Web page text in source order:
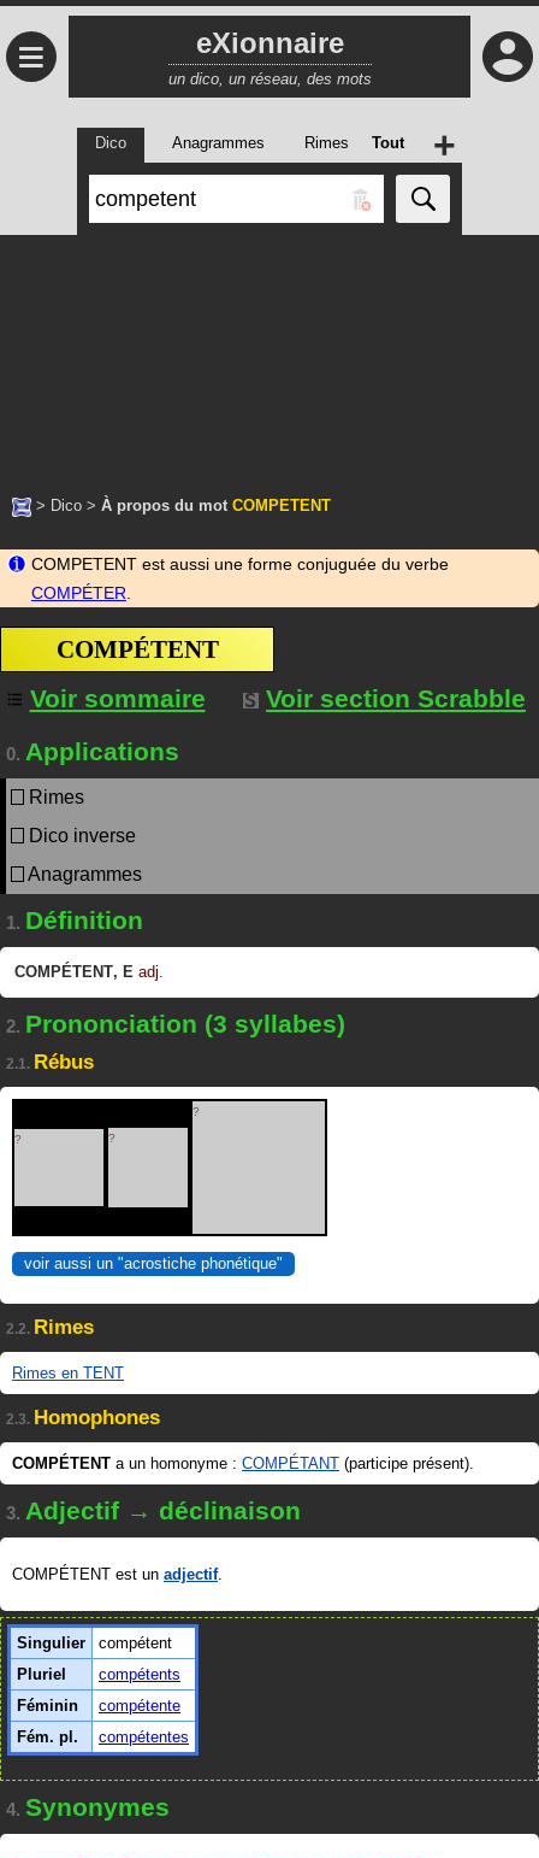
≡ eXionnaire
un dico, un réseau, des mots
Dico Anagrammes Rimes Tout +
> Dico > À propos du mot COMPETENT
COMPETENT est aussi une forme conjuguée du verbe
COMPÉTER
COMPÉTENT
Voir sommaire
Voir section Scrabble
0. Applications
Rimes
Dico inverse
Anagrammes
1. Définition
COMPÉTENT, E adj.
2. Prononciation (3 syllabes)
2.1. Rébus
? ?
?
voir aussi un "acrostiche phonétique"
2.2. Rimes
Rimes en TENT
2.3. Homophones
COMPÉTENT a un homonyme : COMPÉTANT (participe présent).
3. Adjectif → déclinaison
COMPÉTENT est un adjectif.
Singulier
compétent
Pluriel
compétents
Féminin
compétente
Fém. pl.
compétentes
4. Synonymes